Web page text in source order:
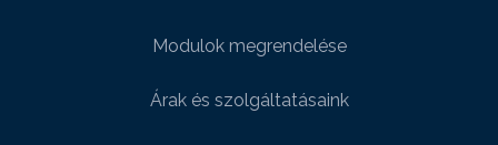
Modulok megrendelése
Árak és szolgáltatásaink